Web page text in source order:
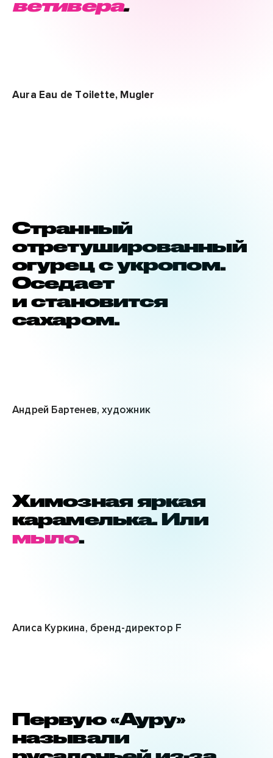
ветивера.
Aura Eau de Toilette, Mugler
Странный
отретушированный
огурец с укропом.
Оседает
и становится
сахаром.
Андрей Бартенев, художник
Химозная яркая
карамелька. Или
мыло.
Алиса Куркина, бренд-директор F
Первую «Ауру»
называли